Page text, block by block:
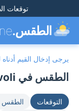
توقعات
الطقس.
يرجى إدخال القيم أدناه
الطقس في Tivoli, جرينادا 🇬🇩
التوقعات